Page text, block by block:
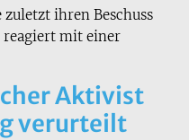
ihren Beschuss
reagiert mit einer
Aktivist
verurteilt